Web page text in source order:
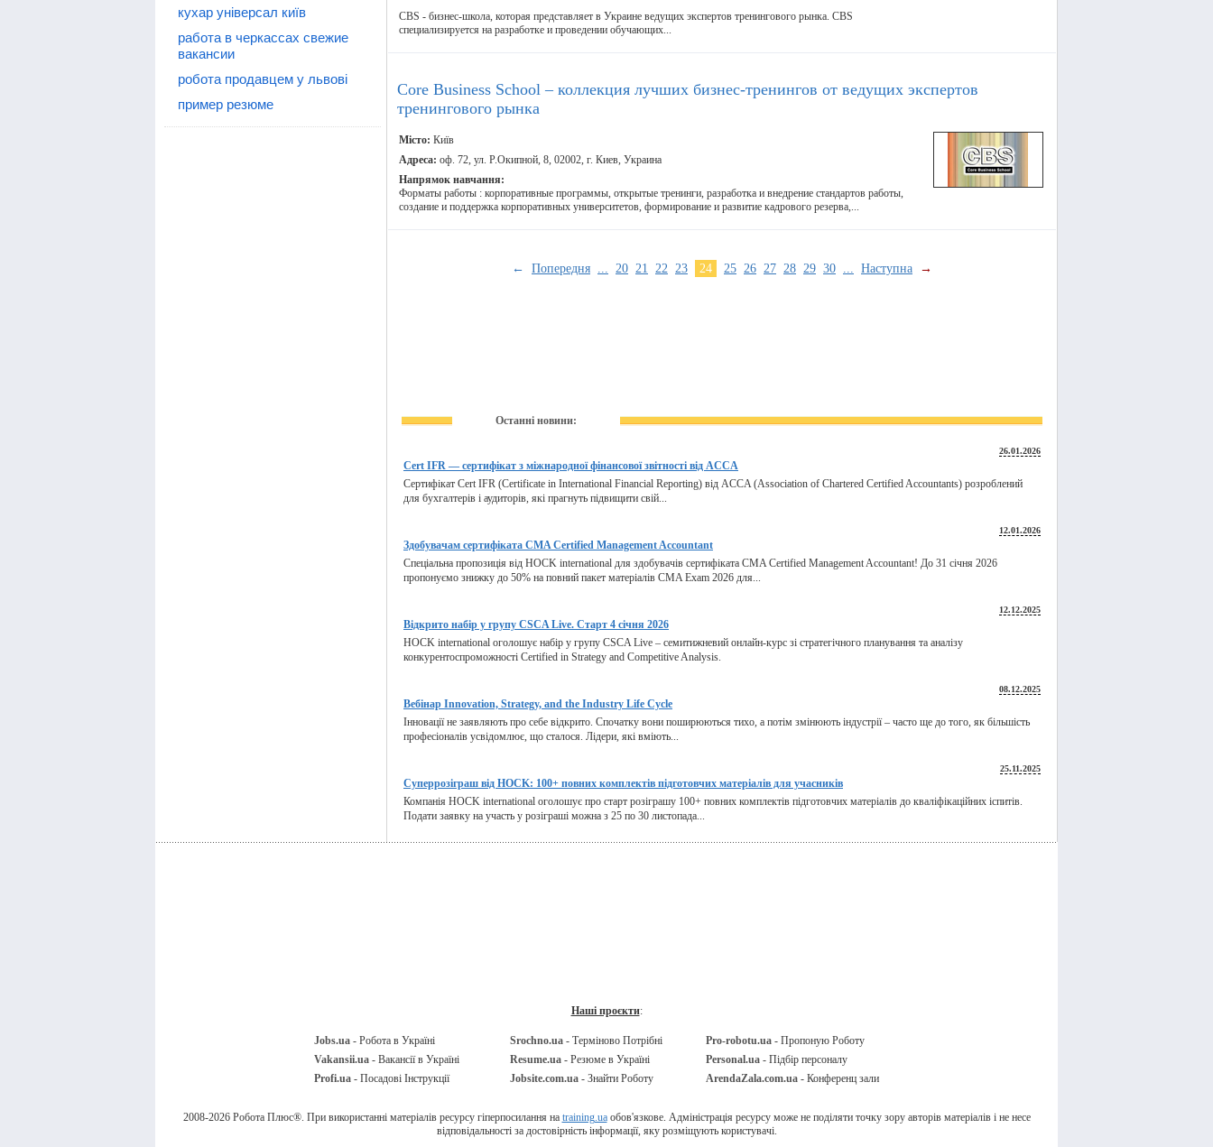
кухар універсал київ
работа в черкассах свежие
вакансии
робота продавцем у львові
пример резюме
CBS - бизнес-школа, которая представляет в Украине ведущих экспертов тренингового рынка. CBS
специализируется на разработке и проведении обучающих...
Core Business School – коллекция лучших бизнес-тренингов от ведущих экспертов
тренингового рынка
Місто: Київ
Адреса: оф. 72, ул. Р.Окипной, 8, 02002, г. Киев, Украина
Напрямок навчання:
Форматы работы : корпоративные программы, открытые тренинги, разработка и внедрение стандартов работы,
создание и поддержка корпоративных университетов, формирование и развитие кадрового резерва,...
← Попередня ... 20 21 22 23 24 25 26 27 28 29 30 ... Наступна →
Останні новини:
26.01.2026
Cert IFR — сертифікат з міжнародної фінансової звітності від ACCA
Сертифікат Cert IFR (Certificate in International Financial Reporting) від ACCA (Association of Chartered Certified Accountants) розроблений
для бухгалтерів і аудиторів, які прагнуть підвищити свій...
12.01.2026
Здобувачам сертифіката CMA Certified Management Accountant
Спеціальна пропозиція від HOCK international для здобувачів сертифіката CMA Certified Management Accountant! До 31 січня 2026
пропонуємо знижку до 50% на повний пакет матеріалів CMA Exam 2026 для...
12.12.2025
Відкрито набір у групу CSCA Live. Старт 4 січня 2026
HOCK international оголошує набір у групу CSCA Live – семитижневий онлайн-курс зі стратегічного планування та аналізу
конкурентоспроможності Certified in Strategy and Competitive Analysis.
08.12.2025
Вебінар Innovation, Strategy, and the Industry Life Cycle
Інновації не заявляють про себе відкрито. Спочатку вони поширюються тихо, а потім змінюють індустрії – часто ще до того, як більшість
професіоналів усвідомлює, що сталося. Лідери, які вміють...
25.11.2025
Суперрозіграш від HOCK: 100+ повних комплектів підготовчих матеріалів для учасників
Компанія HOCK international оголошує про старт розіграшу 100+ повних комплектів підготовчих матеріалів до кваліфікаційних іспитів.
Подати заявку на участь у розіграші можна з 25 по 30 листопада...
Наші проєкти:
Jobs.ua - Робота в Україні Srochno.ua - Терміново Потрібні Pro-robotu.ua - Пропоную Роботу
Vakansii.ua - Вакансії в Україні Resume.ua - Резюме в Україні Personal.ua - Підбір персоналу
Profi.ua - Посадові Інструкції Jobsite.com.ua - Знайти Роботу ArendaZala.com.ua - Конференц зали
2008-2026 Робота Плюс®. При використанні матеріалів ресурсу гіперпосилання на training.uaобов'язкове. Адміністрація ресурсу може не поділяти точку зору авторів матеріалів і не несе
відповідальності за достовірність інформації, яку розміщують користувачі.